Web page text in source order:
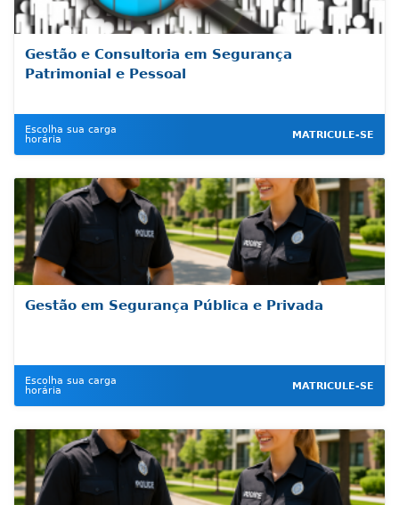
Gestão e Consultoria em Segurança
Patrimonial e Pessoal
Escolha sua carga
horária
MATRICULE-SE
Gestão em Segurança Pública e Privada
Escolha sua carga
horária
MATRICULE-SE